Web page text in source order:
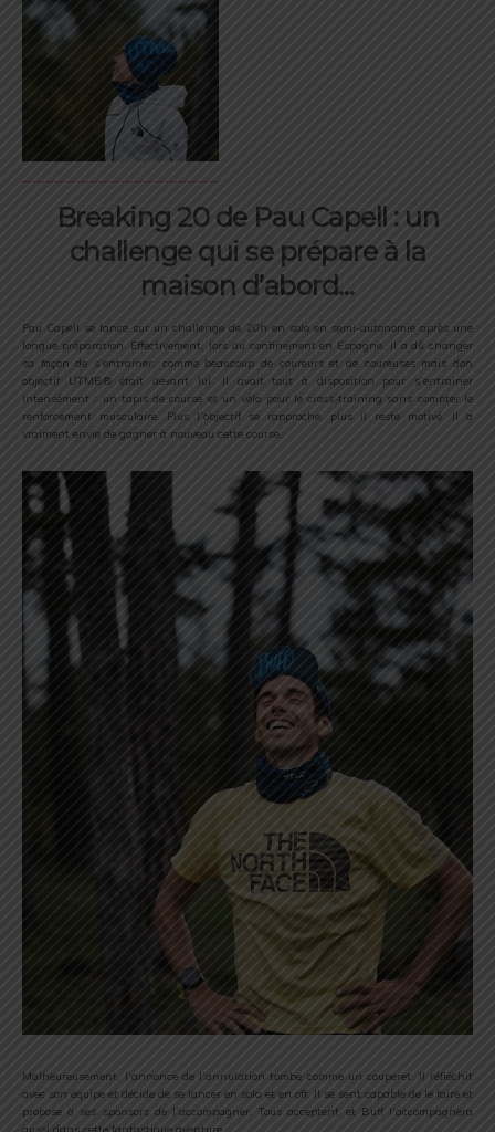
Breaking 20 de Pau Capell : un
challenge qui se prépare à la
maison d’abord…
Pau Capell se lance sur un challenge de 20h en solo en semi-autonomie après une
longue préparation. Effectivement, lors du confinement en Espagne, il a dû changer
sa façon de s’entrainer, comme beaucoup de coureurs et de coureuses mais don
objectif UTMB® était devant lui. Il avait tout à disposition pour s’entrainer
intensément : un tapis de course et un vélo pour le cross-training sans compter le
renforcement musculaire. Plus l’objectif se rapproche, plus il reste motivé. Il a
vraiment envie de gagner à nouveau cette course.
Malheureusement, l’annonce de l’annulation tombe comme un couperet. Il réfléchit
avec son équipe et décide de se lancer en solo et en off. Il se sent capable de le faire et
propose à ses sponsors de l’accompagner. Tous acceptent et Buff l’accompagnera